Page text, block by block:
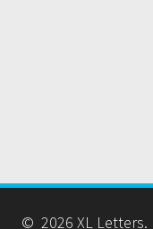
© 2026 XL Letters.